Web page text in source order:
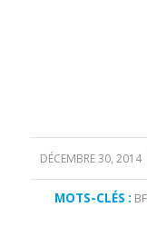
DÉCEMBRE 30, 2014
/
MOTS-CLÉS :